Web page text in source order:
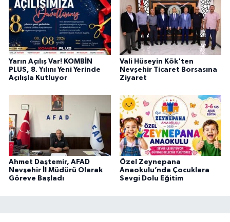
Yarın Açılış Var! KOMBİN
PLUS, 8. Yılını Yeni Yerinde
Açılışla Kutluyor
Vali Hüseyin Kök'ten
Nevşehir Ticaret Borsasına
Ziyaret
Ahmet Daştemir, AFAD
Nevşehir İl Müdürü Olarak
Göreve Başladı
Özel Zeynepana
Anaokulu’nda Çocuklara
Sevgi Dolu Eğitim